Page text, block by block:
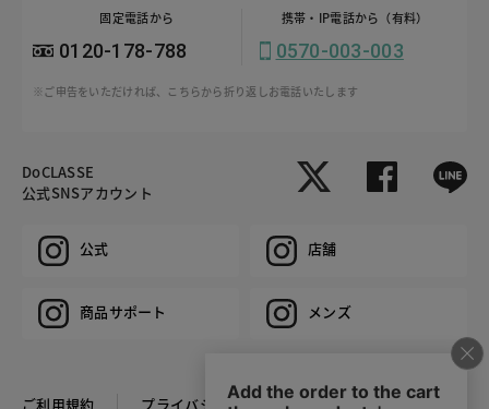
固定電話から
0120-178-788
携帯・IP電話から（有料）
0570-003-003
※ご申告をいただければ、こちらから折り返しお電話いたします
DoCLASSE
公式SNSアカウント
公式 店舗
商品サポート メンズ
ご利用規約 プライバシーポリシー